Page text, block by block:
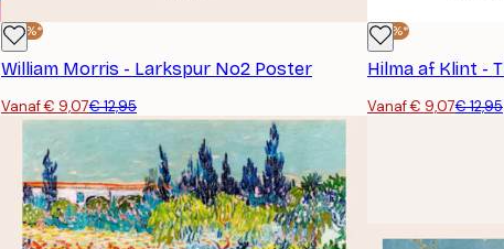
-30%*
William Morris - Larkspur No2 Poster
Vanaf € 9,07€ 12,95
-30%*
Vanaf € 9,07€ 12,95